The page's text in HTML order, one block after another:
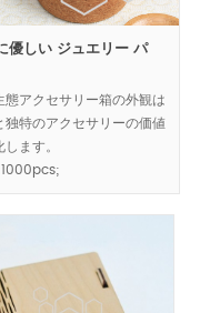
優しい ジュエリー パ
態アクセサリー箱の外観は
独特のアクセサリーの価値
します。